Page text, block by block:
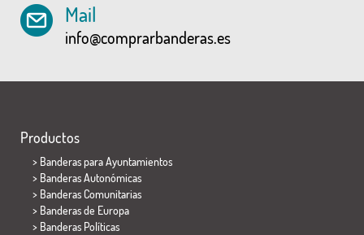
Mail
info@comprarbanderas.es
Productos
> Banderas para Ayuntamientos
> Banderas Autonómicas
> Banderas Comunitarias
> Banderas de Europa
> Banderas Políticas